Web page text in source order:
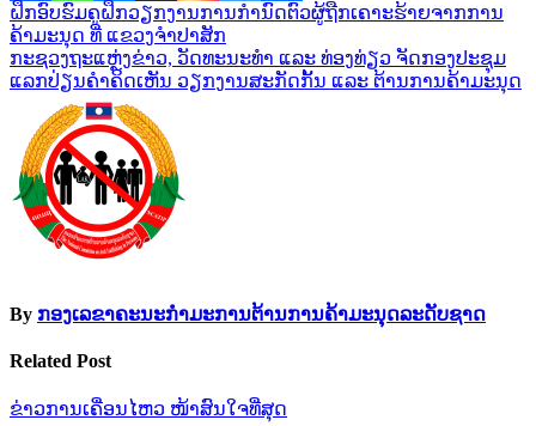
ເມ
ນູນ
ຳ
ທາງ
ບົດຄວາມ
ຝຶກອົບຮົມຄູຝຶກວຽກງານການກໍານົດຕົວຜູ້ຖືກເຄາະຮ້າຍຈາກການ
ຄ້າມະນຸດ ທີ່ ແຂວງຈໍາປາສັກ
ກະຊວງຖະແຫຼ່ງຂ່າວ, ວັດທະນະທໍາ ແລະ ທ່ອງທ່ຽວ ຈັດກອງປະຊຸມ
ແລກປ່ຽນຄໍາຄິດເຫັນ ວຽກງານສະກັດກັ້ນ ແລະ ຕ້ານການຄ້າມະນຸດ
By ກອງເລຂາຄະນະກຳມະການຕ້ານການຄ້າມະນຸດລະດັບຊາດ
Related Post
ຂ່າວການເຄື່ອນໄຫວ ໜ້າສົນໃຈທີ່ສຸດ